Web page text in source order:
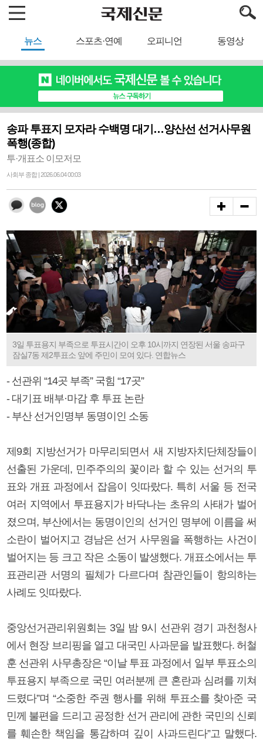
뉴스 스포츠·연예 오피니언 동영상
송파 투표지 모자라 수백명 대기…양산선 선거사무원
폭행(종합)
투·개표소 이모저모
사회부 종합 | 2026.06.04 00:03
3일 투표용지 부족으로 투표시간이 오후 10시까지 연장된 서울 송파구
잠실7동 제2투표소 앞에 주민이 모여 있다. 연합뉴스
- 선관위 “14곳 부족” 국힘 “17곳”
- 대기표 배부·마감 후 투표 논란
- 부산 선거인명부 동명이인 소동
제9회 지방선거가 마무리되면서 새 지방자치단체장들이
선출된 가운데, 민주주의의 꽃이라 할 수 있는 선거의 투
표와 개표 과정에서 잡음이 잇따랐다. 특히 서울 등 전국
여러 지역에서 투표용지가 바닥나는 초유의 사태가 벌어
졌으며, 부산에서는 동명이인의 선거인 명부에 이름을 써
소란이 벌어지고 경남은 선거 사무원을 폭행하는 사건이
벌어지는 등 크고 작은 소동이 발생했다. 개표소에서는 투
표관리관 서명의 필체가 다르다며 참관인들이 항의하는
사례도 잇따랐다.
중앙선거관리위원회는 3일 밤 9시 선관위 경기 과천청사
에서 현장 브리핑을 열고 대국민 사과문을 발표했다. 허철
훈 선관위 사무총장은 “이날 투표 과정에서 일부 투표소의
투표용지 부족으로 국민 여러분께 큰 혼란과 심려를 끼쳐
드렸다”며 “소중한 주권 행사를 위해 투표소를 찾아준 국
민께 불편을 드리고 공정한 선거 관리에 관한 국민의 신뢰
를 훼손한 책임을 통감하며 깊이 사과드린다”고 말했다.